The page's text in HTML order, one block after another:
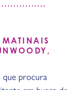
que procura